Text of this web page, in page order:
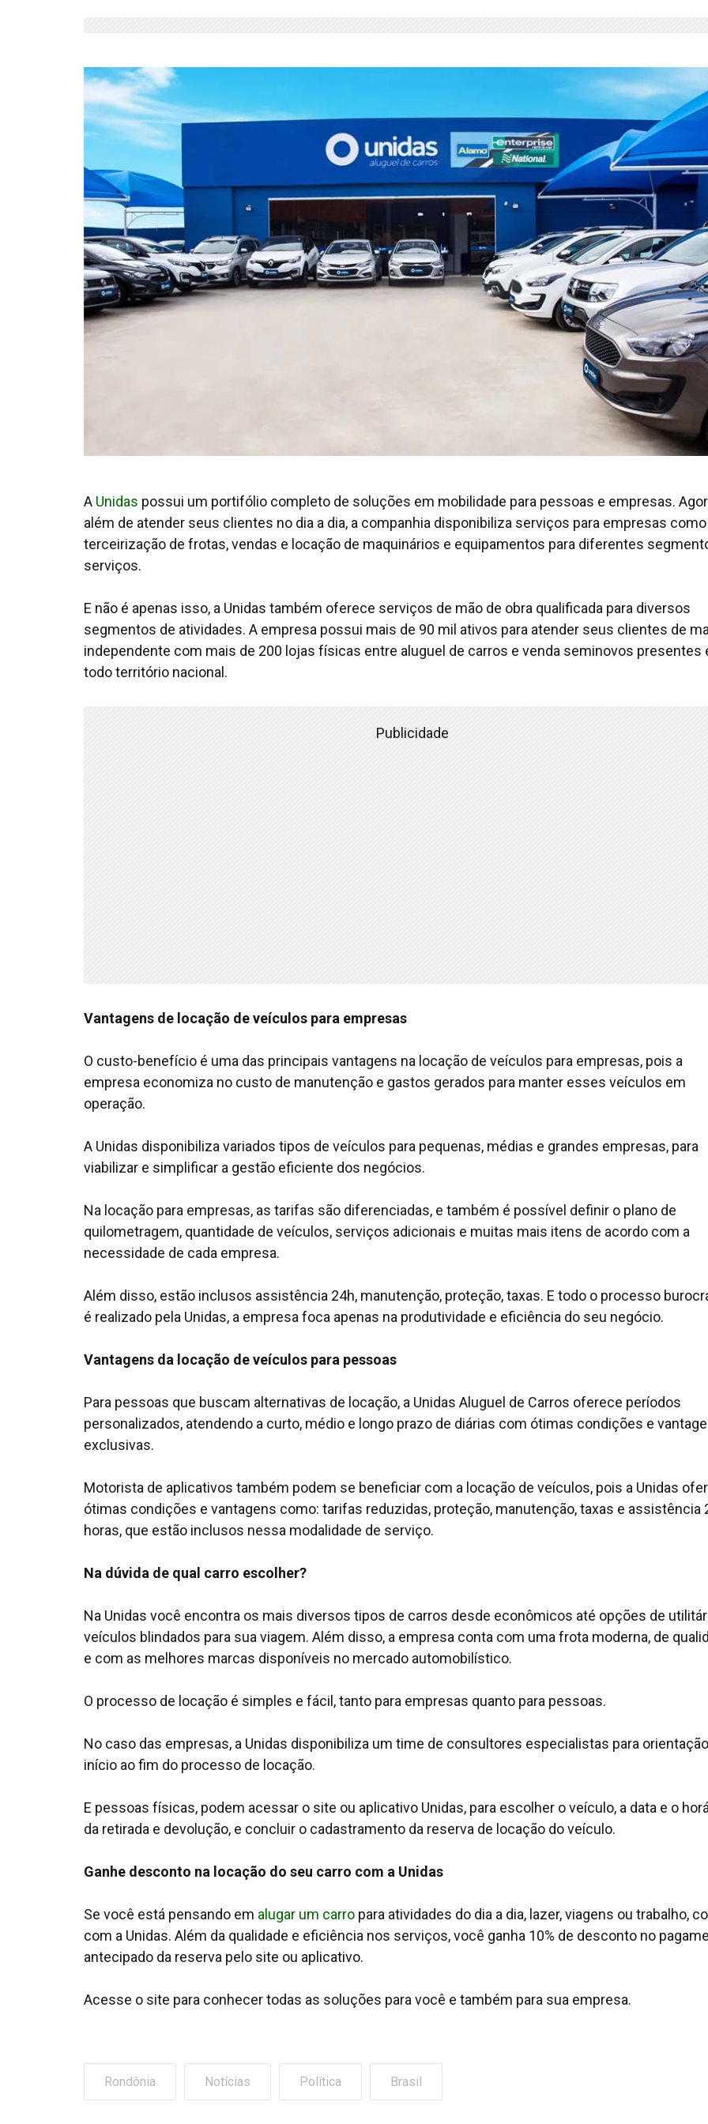
A Unidas possui um portifólio completo de soluções em mobilidade para pessoas e empresas.
além de atender seus clientes no dia a dia, a companhia disponibiliza serviços para empresas como
terceirização de frotas, vendas e locação de maquinários e equipamentos para diferentes
serviços.
E não é apenas isso, a Unidas também oferece serviços de mão de obra qualificada para diversos
segmentos de atividades. A empresa possui mais de 90 mil ativos para atender seus clientes de
independente com mais de 200 lojas físicas entre aluguel de carros e venda seminovos presentes
todo território nacional.
Publicidade
Vantagens de locação de veículos para empresas
O custo-benefício é uma das principais vantagens na locação de veículos para empresas, pois a
empresa economiza no custo de manutenção e gastos gerados para manter esses veículos em
operação.
A Unidas disponibiliza variados tipos de veículos para pequenas, médias e grandes empresas, para
viabilizar e simplificar a gestão eficiente dos negócios.
Na locação para empresas, as tarifas são diferenciadas, e também é possível definir o plano de
quilometragem, quantidade de veículos, serviços adicionais e muitas mais itens de acordo com a
necessidade de cada empresa.
Além disso, estão inclusos assistência 24h, manutenção, proteção, taxas. E todo o processo
é realizado pela Unidas, a empresa foca apenas na produtividade e eficiência do seu negócio.
Vantagens da locação de veículos para pessoas
Para pessoas que buscam alternativas de locação, a Unidas Aluguel de Carros oferece períodos
personalizados, atendendo a curto, médio e longo prazo de diárias com ótimas condições e
exclusivas.
Motorista de aplicativos também podem se beneficiar com a locação de veículos, pois a Unidas
ótimas condições e vantagens como: tarifas reduzidas, proteção, manutenção, taxas e assistência
horas, que estão inclusos nessa modalidade de serviço.
Na dúvida de qual carro escolher?
Na Unidas você encontra os mais diversos tipos de carros desde econômicos até opções de
veículos blindados para sua viagem. Além disso, a empresa conta com uma frota moderna, de
e com as melhores marcas disponíveis no mercado automobilístico.
O processo de locação é simples e fácil, tanto para empresas quanto para pessoas.
No caso das empresas, a Unidas disponibiliza um time de consultores especialistas para
início ao fim do processo de locação.
E pessoas físicas, podem acessar o site ou aplicativo Unidas, para escolher o veículo, a data e o
da retirada e devolução, e concluir o cadastramento da reserva de locação do veículo.
Ganhe desconto na locação do seu carro com a Unidas
Se você está pensando em alugar um carro para atividades do dia a dia, lazer, viagens ou trabalho,
com a Unidas. Além da qualidade e eficiência nos serviços, você ganha 10% de desconto no
antecipado da reserva pelo site ou aplicativo.
Acesse o site para conhecer todas as soluções para você e também para sua empresa.
Rondônia Notícias Política Brasil